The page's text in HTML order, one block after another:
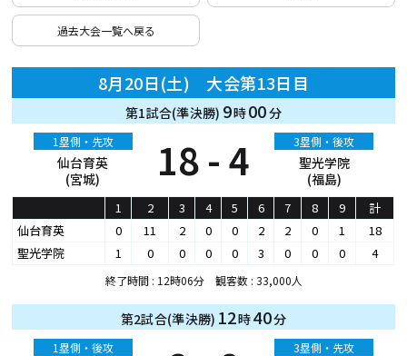
過去大会一覧へ戻る
8月20日(土) 大会第13日目
第1試合(準決勝) 9時00分
1塁側・先攻
仙台育英
(宮城)
18 - 4 3塁側・後攻
聖光学院
(福島)
1 2 3 4 5 6 7 8 9
計
仙台育英
0 11 2 0 0 2 2 0 1
18
聖光学院
1 0 0 0 0 3 0 0 0 4
終了時間 : 12時06分 観客数 : 33,000人
第2試合(準決勝) 12時40分
1塁側・後攻 3塁側・先攻